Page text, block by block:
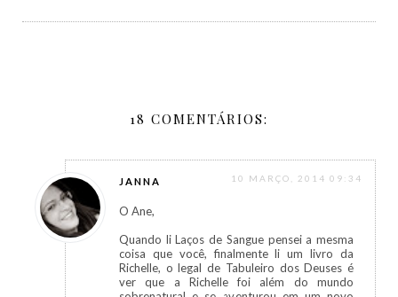
18 COMENTÁRIOS:
JANNA 10 MARÇO, 2014 09:34
O Ane,
Quando li Laços de Sangue pensei a mesma
coisa que você, finalmente li um livro da
Richelle, o legal de Tabuleiro dos Deuses é
ver que a Richelle foi além do mundo